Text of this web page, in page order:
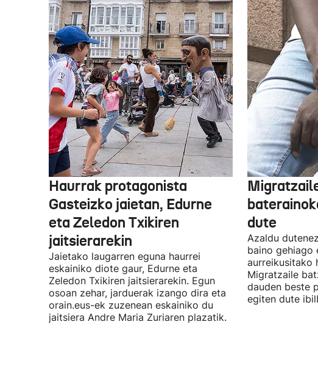
Haurrak protagonista
Gasteizko jaietan, Edurne
eta Zeledon Txikiren
jaitsierarekin
Jaietako laugarren eguna haurrei
eskainiko diote gaur, Edurne eta
Zeledon Txikiren jaitsierarekin. Egun
osoan zehar, jarduerak izango dira eta
orain.eus-ek zuzenean eskainiko du
jaitsiera Andre Maria Zuriaren plazatik.
dute
Azaldu
baino gehiago
aurreikusitako
Migratzaile
dauden beste
egiten dute